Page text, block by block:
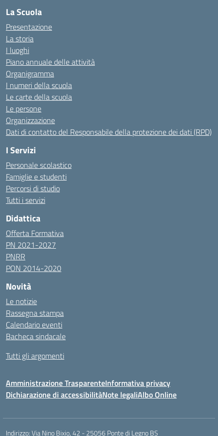
La Scuola
Presentazione
La storia
I luoghi
Piano annuale delle attività
Organigramma
I numeri della scuola
Le carte della scuola
Le persone
Organizzazione
Dati di contatto del Responsabile della protezione dei dati (RPD)
I Servizi
Personale scolastico
Famiglie e studenti
Percorsi di studio
Tutti i servizi
Didattica
Offerta Formativa
PN 2021-2027
PNRR
PON 2014-2020
Novità
Le notizie
Rassegna stampa
Calendario eventi
Bacheca sindacale
Tutti gli argomenti
Amministrazione TrasparenteInformativa privacy
Dichiarazione di accessibilitàNote legaliAlbo Online
Indirizzo:Via Nino Bixio, 42 - 25056 Ponte di Legno BS